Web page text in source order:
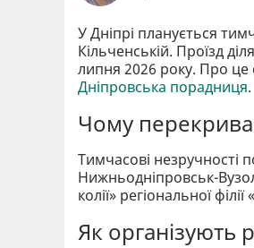
У Дніпрі планується
Кільченській. Проїзд
липня 2026 року. Про це
Дніпровська порадниця.
Чому
Тимчасові незручності
Нижньодніпровськ-
колії» регіональної
Як організують